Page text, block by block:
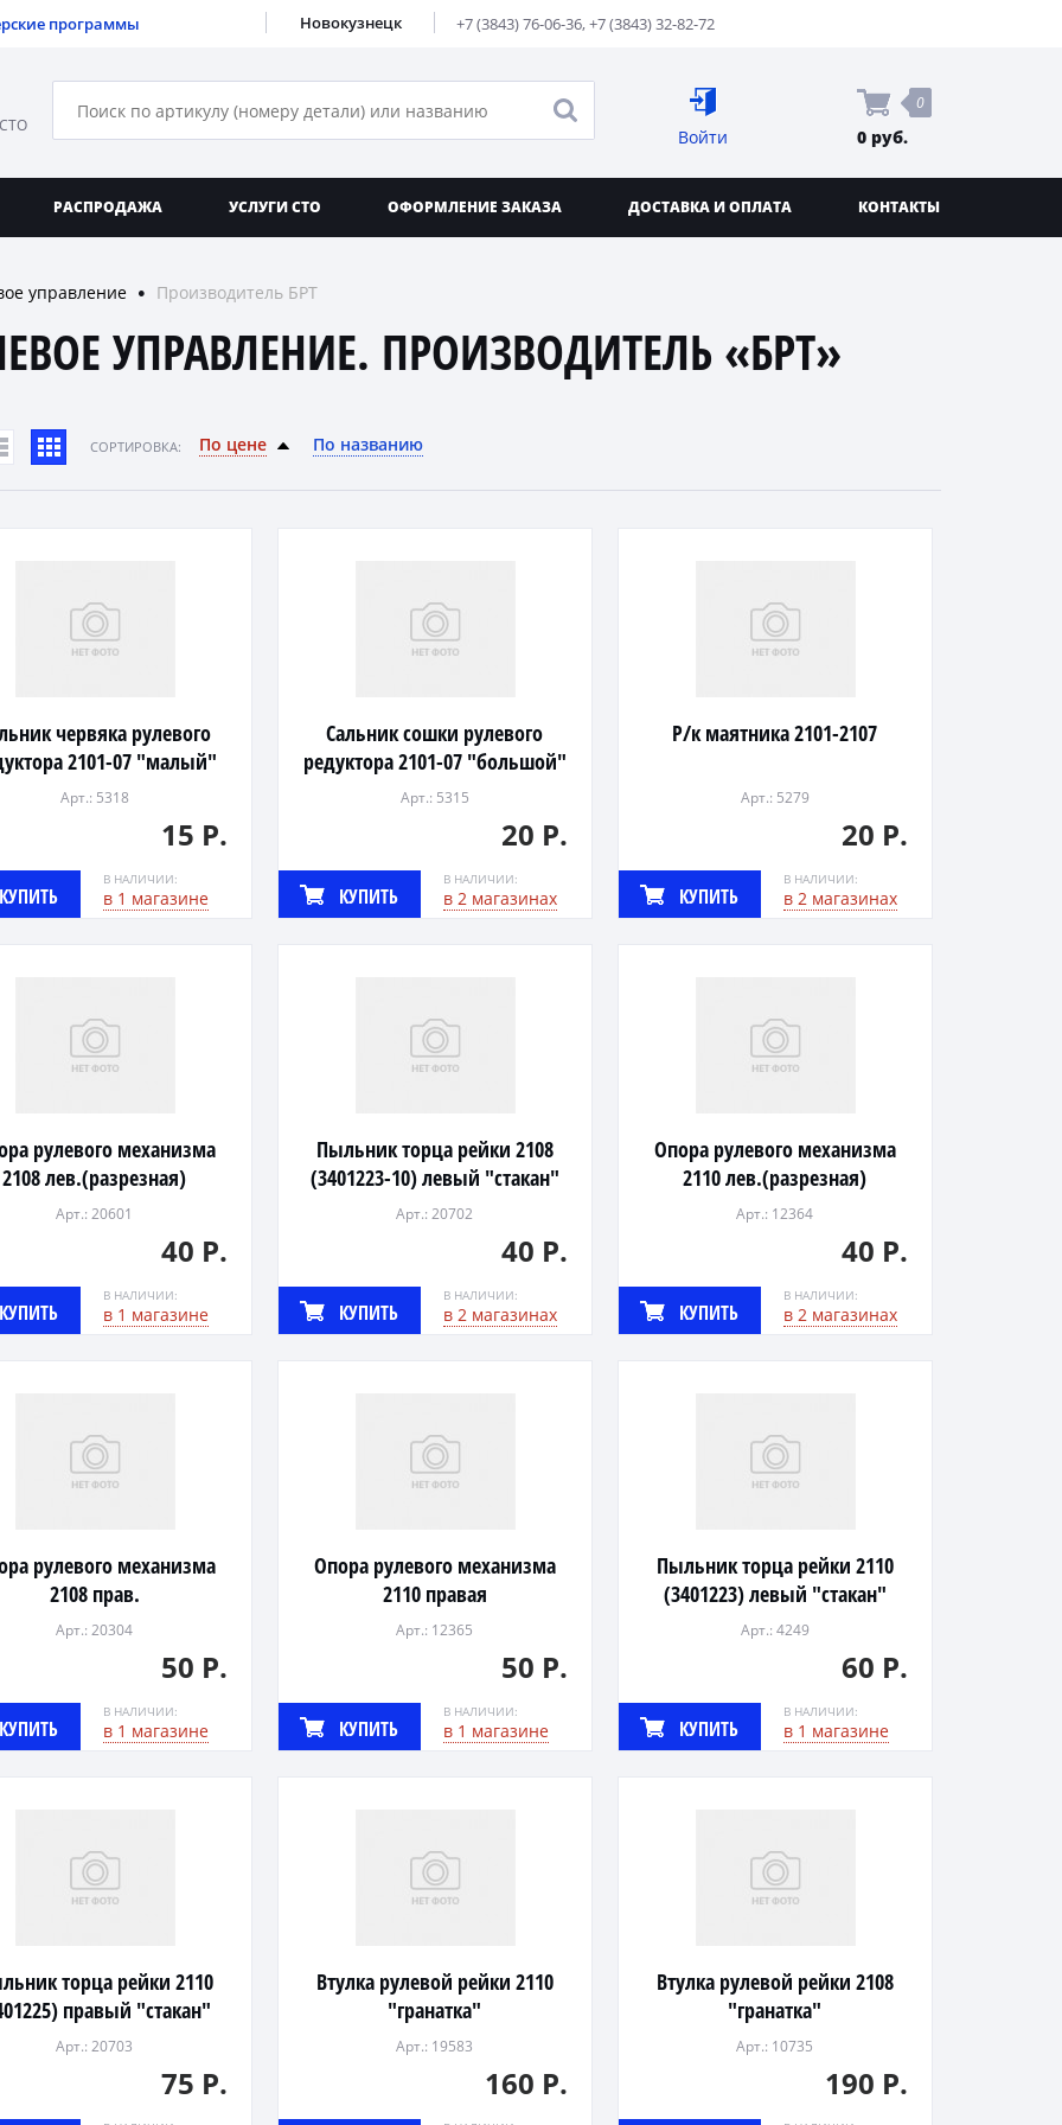
программы Новокузнецк +7 (3843) 76-06-36,+7 (3843) 32-82-72
Войти
0
0 руб.
РАСПРОДАЖА УСЛУГИ СТО ОФОРМЛЕНИЕ ЗАКАЗА ДОСТАВКА И ОПЛАТА КОНТАКТЫ
управление ● Производитель БРТ
УПРАВЛЕНИЕ. ПРОИЗВОДИТЕЛЬ «БРТ»
CОРТИРОВКА: По цене По названию
червяка рулевого
2101-07 "малый"
Арт.: 5318
15 Р.
КУПИТЬ
В НАЛИЧИИ:
в 1 магазине
Сальник сошки рулевого
редуктора 2101-07 "большой"
Арт.: 5315
20 Р.
КУПИТЬ
В НАЛИЧИИ:
в 2 магазинах
Р/к маятника 2101-2107
Арт.: 5279
20 Р.
КУПИТЬ
В НАЛИЧИИ:
в 2 магазинах
рулевого механизма
2108 лев.(разрезная)
Арт.: 20601
40 Р.
КУПИТЬ
В НАЛИЧИИ:
в 1 магазине
Пыльник торца рейки 2108
(3401223-10) левый "стакан"
Арт.: 20702
40 Р.
КУПИТЬ
В НАЛИЧИИ:
в 2 магазинах
Опора рулевого механизма
2110 лев.(разрезная)
Арт.: 12364
40 Р.
КУПИТЬ
В НАЛИЧИИ:
в 2 магазинах
рулевого механизма
2108 прав.
Арт.: 20304
50 Р.
КУПИТЬ
В НАЛИЧИИ:
в 1 магазине
Опора рулевого механизма
2110 правая
Арт.: 12365
50 Р.
КУПИТЬ
В НАЛИЧИИ:
в 1 магазине
Пыльник торца рейки 2110
(3401223) левый "стакан"
Арт.: 4249
60 Р.
КУПИТЬ
В НАЛИЧИИ:
в 1 магазине
торца рейки 2110
правый "стакан"
Арт.: 20703
75 Р.
Втулка рулевой рейки 2110
"гранатка"
Арт.: 19583
160 Р.
Втулка рулевой рейки 2108
"гранатка"
Арт.: 10735
190 Р.